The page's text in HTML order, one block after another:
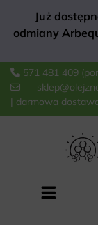
Już
odmiany
571 481 409
| darmowa